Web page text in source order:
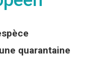
quarantaine